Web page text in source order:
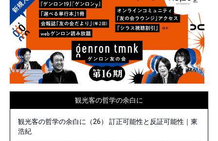
観光客の哲学の余白に
観光客の哲学の余白に（26） 訂正可能性と反証可能性｜東
浩紀